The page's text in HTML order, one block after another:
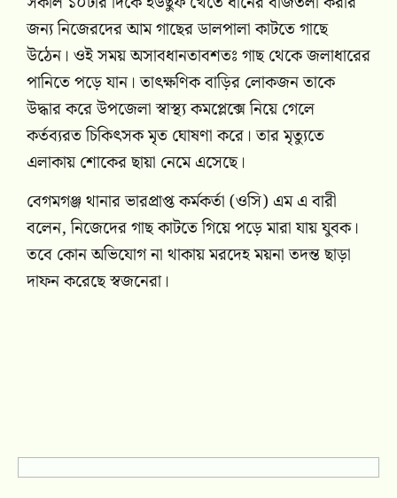
জন্য নিজেরদের আম গাছের ডালপালা কাটতে গাছে
উঠেন। ওই সময় অসাবধানতাবশতঃ গাছ থেকে জলাধারের
পানিতে পড়ে যান। তাৎক্ষণিক বাড়ির লোকজন তাকে
উদ্ধার করে উপজেলা স্বাস্থ্য কমপ্লেক্সে নিয়ে গেলে
কর্তব্যরত চিকিৎসক মৃত ঘোষণা করে। তার মৃত্যুতে
এলাকায় শোকের ছায়া নেমে এসেছে।
বেগমগঞ্জ থানার ভারপ্রাপ্ত কর্মকর্তা (ওসি) এম এ বারী
বলেন, নিজেদের গাছ কাটতে গিয়ে পড়ে মারা যায় যুবক।
তবে কোন অভিযোগ না থাকায় মরদেহ ময়না তদন্ত ছাড়া
দাফন করেছে স্বজনেরা।